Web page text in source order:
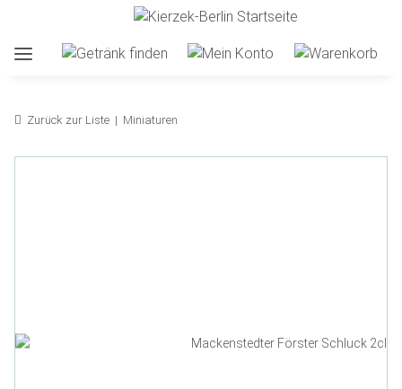
Zurück zur Liste Miniaturen